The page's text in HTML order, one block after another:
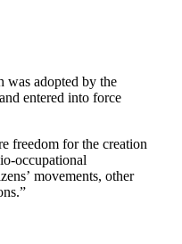
adopted by the
entered into force
freedom for the creation
occupational
movements, other